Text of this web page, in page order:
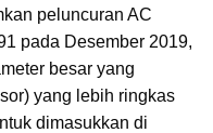
peluncuran AC
pada Desember 2019,
besar yang
yang lebih ringkas
dimasukkan di